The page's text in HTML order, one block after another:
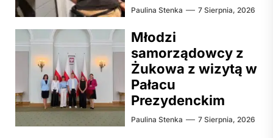
Paulina Stenka 7 Sierpnia, 2026
Młodzi
samorządowcy z
Żukowa z wizytą w
Pałacu
Prezydenckim
Paulina Stenka 7 Sierpnia, 2026